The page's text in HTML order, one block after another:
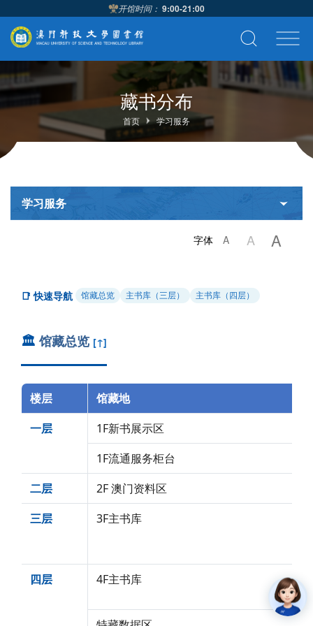
开馆时间： 9:00-21:00
藏书分布
首页 学习服务
学习服务
字体 A A A
📑 快速导航 馆藏总览 主书库（三层） 主书库（四层）
🏛️馆藏总览 [↑]
楼层 馆藏地
一层
1F新书展示区
1F流通服务柜台
二层
2F 澳门资料区
三层
3F主书库
四层
4F主书库